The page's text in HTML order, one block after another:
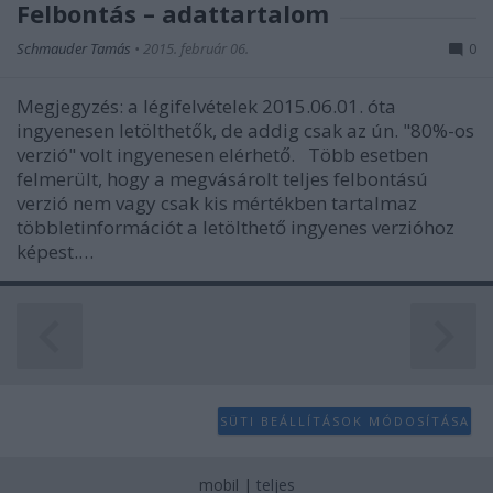
Felbontás – adattartalom
Schmauder Tamás • 2015. február 06. 0
Megjegyzés: a légifelvételek 2015.06.01. óta
ingyenesen letölthetők, de addig csak az ún. "80%-os
verzió" volt ingyenesen elérhető. Több esetben
felmerült, hogy a megvásárolt teljes felbontású
verzió nem vagy csak kis mértékben tartalmaz
többletinformációt a letölthető ingyenes verzióhoz
képest.…
SÜTI BEÁLLÍTÁSOK MÓDOSÍTÁSA
mobil | teljes